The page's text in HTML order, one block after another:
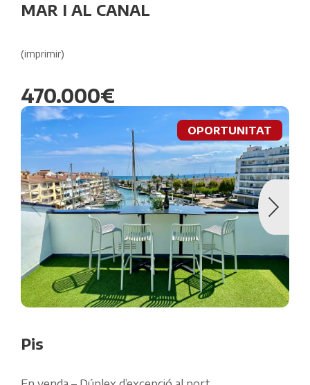
MAR I AL CANAL
(imprimir)
470.000€
OPORTUNITAT
Pis